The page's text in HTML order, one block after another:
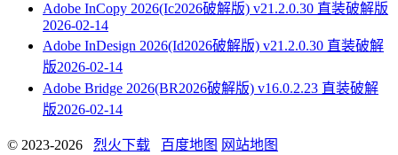
Adobe InCopy 2026(Ic2026破解版) v21.2.0.30 直装破解版
2026-02-14
Adobe InDesign 2026(Id2026破解版) v21.2.0.30 直装破解
版2026-02-14
Adobe Bridge 2026(BR2026破解版) v16.0.2.23 直装破解
版2026-02-14
© 2023-2026 烈火下载 百度地图 网站地图